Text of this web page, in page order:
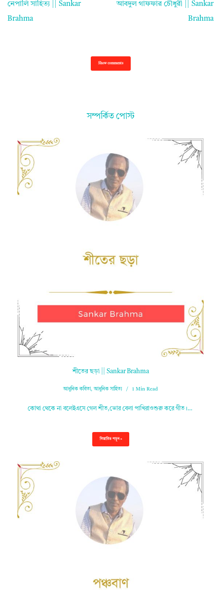
নেপালি সাহিত্য || Sankar
Brahma
আবদুল গাফফার চৌধুরী || Sankar
Brahma
Show comments
সম্পর্কিত পোস্ট
শীতের ছড়া || Sankar Brahma
আধুনিক কবিতা,আধুনিক সাহিত্য 1 Min Read
কোথা থেকে না বলেইএসে গেল শীত,ভোর বেলা পাখিরাওশুরু করে গীত।…
বিস্তারিত পড়ুন »